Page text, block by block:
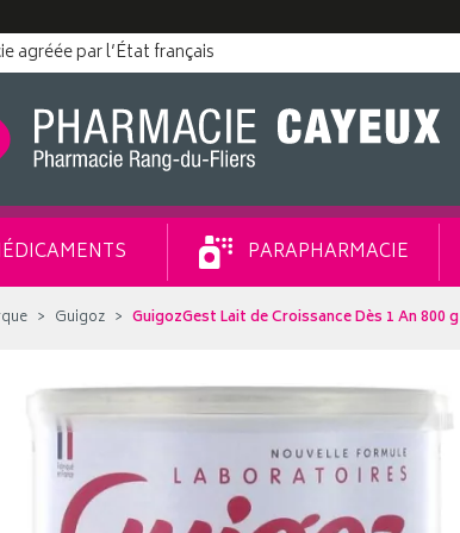
agréée par l’État français
PARAPHARMACIE
Guigoz GuigozGest Lait de Croissance Dès 1 An 800 g